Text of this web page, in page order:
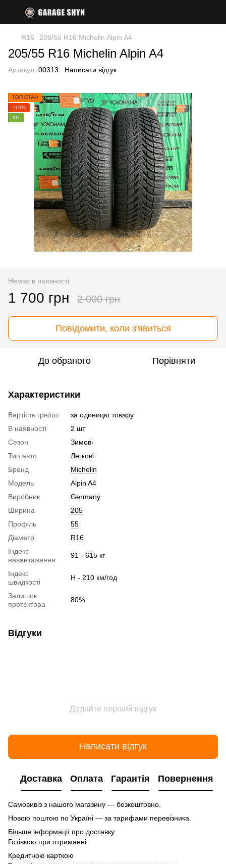
R16 205/55 R16 Michelin Alpin A4
205/55 R16 Michelin Alpin A4
Артикул: 00313 Написати відгук
ТОП СТАН
−15%
ХІТ
Немає в наявності
1 700 грн 2 000 грн
Повідомити, коли з'явиться
До обраного Порівняти
Характеристики
Вартість грн/шт
за одиницю товару
В наявності
2 шт
Сезон
Зимові
Тип авто
Легкові
Бренд
Michelin
Модель
Alpin A4
Виробник
Germany
Ширина
205
Профіль
55
Діаметр
R16
Індекс
навантаження
91 - 615 кг
Індекс
швидкості
H - 210 км/год
Залишок
протектора
80%
Відгуки
Додайте перший відгук
Написати відгук
Доставка Оплата Гарантія Повернення
Самовивіз з нашого магазину — безкоштовно.
Новою поштою по Україні — за тарифами перевізника.
Більше інформації про доставку
Готівкою при отриманні
Кредитною карткою